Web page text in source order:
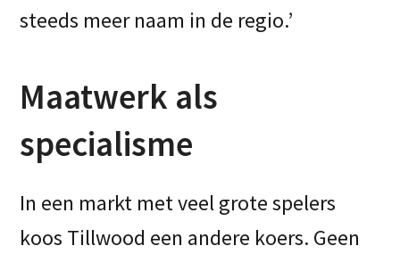
steeds meer naam in de regio.’
Maatwerk als
specialisme
In een markt met veel grote spelers
koos Tillwood een andere koers. Geen